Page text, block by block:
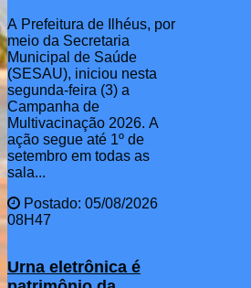
A Prefeitura de Ilhéus, por
meio da Secretaria
Municipal de Saúde
(SESAU), iniciou nesta
segunda-feira (3) a
Campanha de
Multivacinação 2026. A
ação segue até 1º de
setembro em todas as
sala...
Postado: 05/08/2026
08H47
Urna eletrônica é